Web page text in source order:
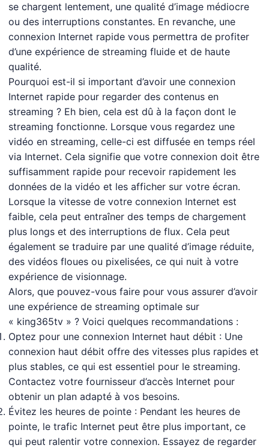
se chargent lentement, une qualité d’image médiocre
ou des interruptions constantes. En revanche, une
connexion Internet rapide vous permettra de profiter
d’une expérience de streaming fluide et de haute
qualité.
Pourquoi est-il si important d’avoir une connexion
Internet rapide pour regarder des contenus en
streaming ? Eh bien, cela est dû à la façon dont le
streaming fonctionne. Lorsque vous regardez une
vidéo en streaming, celle-ci est diffusée en temps réel
via Internet. Cela signifie que votre connexion doit être
suffisamment rapide pour recevoir rapidement les
données de la vidéo et les afficher sur votre écran.
Lorsque la vitesse de votre connexion Internet est
faible, cela peut entraîner des temps de chargement
plus longs et des interruptions de flux. Cela peut
également se traduire par une qualité d’image réduite,
des vidéos floues ou pixelisées, ce qui nuit à votre
expérience de visionnage.
Alors, que pouvez-vous faire pour vous assurer d’avoir
une expérience de streaming optimale sur
« king365tv » ? Voici quelques recommandations :
Optez pour une connexion Internet haut débit : Une
connexion haut débit offre des vitesses plus rapides et
plus stables, ce qui est essentiel pour le streaming.
Contactez votre fournisseur d’accès Internet pour
obtenir un plan adapté à vos besoins.
Évitez les heures de pointe : Pendant les heures de
pointe, le trafic Internet peut être plus important, ce
qui peut ralentir votre connexion. Essayez de regarder